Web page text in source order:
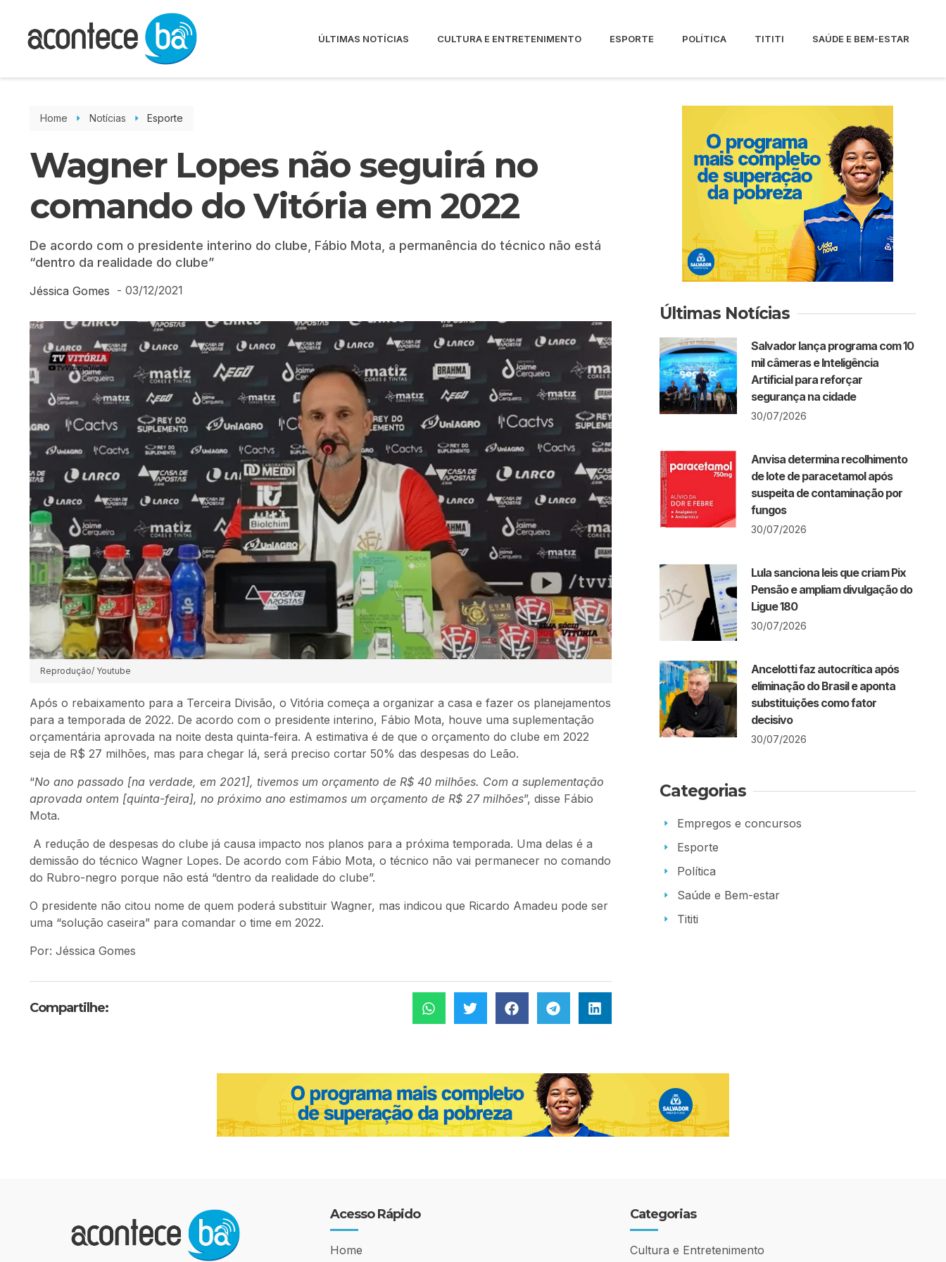
ÚLTIMAS NOTÍCIAS CULTURA E ENTRETENIMENTO ESPORTE POLÍTICA TITITI SAÚDE E BEM-ESTAR
Home Notícias Esporte
Wagner Lopes não seguirá no
comando do Vitória em 2022
De acordo com o presidente interino do clube, Fábio Mota, a permanência do técnico não está
“dentro da realidade do clube”
Jéssica Gomes - 03/12/2021
Reprodução/ Youtube
Após o rebaixamento para a Terceira Divisão, o Vitória começa a organizar a casa e fazer os planejamentos
para a temporada de 2022. De acordo com o presidente interino, Fábio Mota, houve uma suplementação
orçamentária aprovada na noite desta quinta-feira. A estimativa é de que o orçamento do clube em 2022
seja de R$ 27 milhões, mas para chegar lá, será preciso cortar 50% das despesas do Leão.
“No ano passado [na verdade, em 2021], tivemos um orçamento de R$ 40 milhões. Com a suplementação
aprovada ontem [quinta-feira], no próximo ano estimamos um orçamento de R$ 27 milhões”, disse Fábio
Mota.
A redução de despesas do clube já causa impacto nos planos para a próxima temporada. Uma delas é a
demissão do técnico Wagner Lopes. De acordo com Fábio Mota, o técnico não vai permanecer no comando
do Rubro-negro porque não está “dentro da realidade do clube”.
O presidente não citou nome de quem poderá substituir Wagner, mas indicou que Ricardo Amadeu pode ser
uma “solução caseira” para comandar o time em 2022.
Por: Jéssica Gomes
Compartilhe:
Últimas Notícias
Salvador lança programa com 10
mil câmeras e Inteligência
Artificial para reforçar
segurança na cidade
30/07/2026
Anvisa determina recolhimento
de lote de paracetamol após
suspeita de contaminação por
fungos
30/07/2026
Lula sanciona leis que criam Pix
Pensão e ampliam divulgação do
Ligue 180
30/07/2026
Ancelotti faz autocrítica após
eliminação do Brasil e aponta
substituições como fator
decisivo
30/07/2026
Categorias
Empregos e concursos
Esporte
Política
Saúde e Bem-estar
Tititi
Acesso Rápido
Home
Categorias
Cultura e Entretenimento